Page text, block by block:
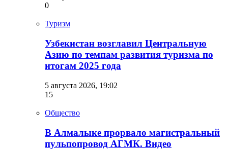
0
Туризм
Узбекистан возглавил Центральную
Азию по темпам развития туризма по
итогам 2025 года
5 августа 2026, 19:02
15
Общество
В Алмалыке прорвало магистральный
пульпопровод АГМК. Видео